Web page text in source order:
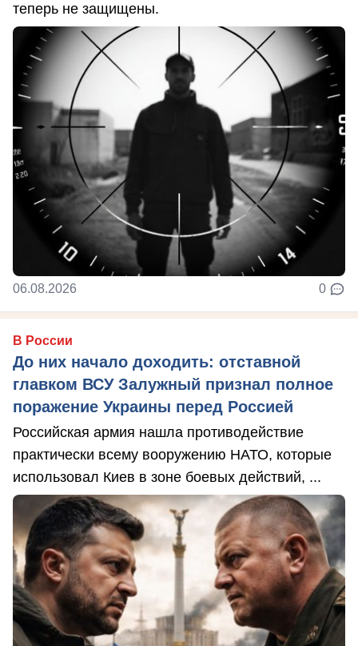
теперь не защищены.
06.08.2026 0
В России
До них начало доходить: отставной
главком ВСУ Залужный признал полное
поражение Украины перед Россией
Российская армия нашла противодействие
практически всему вооружению НАТО, которые
использовал Киев в зоне боевых действий, ...